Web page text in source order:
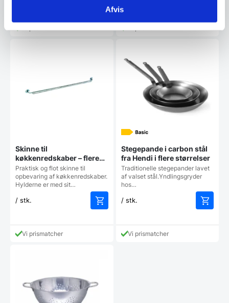
Afvis
Skinne til
køkkenredskaber – flere
størrelser
Praktisk og flot skinne til
opbevaring af køkkenredskaber.
Hylderne er med sit…
/ stk.
Vi prismatcher
Stegepande i carbon stål
fra Hendi i flere størrelser
Traditionelle stegepander lavet
af valset stål.Yndlingsgryder
hos…
/ stk.
Vi prismatcher